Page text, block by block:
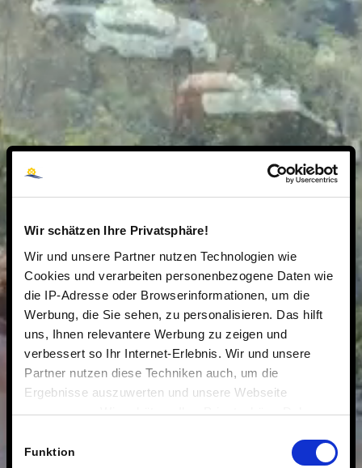
Wir schätzen Ihre Privatsphäre!
Wir und unsere Partner nutzen Technologien wie
Cookies und verarbeiten personenbezogene Daten wie
die IP-Adresse oder Browserinformationen, um die
Werbung, die Sie sehen, zu personalisieren. Das hilft
uns, Ihnen relevantere Werbung zu zeigen und
verbessert so Ihr Internet-Erlebnis. Wir und unsere
Partner nutzen diese Techniken auch, um die
Ergebnisse auszuwerten und unsere Webseite
anzupassen. Wir schätzen Ihre Privatsphäre. Daher
Technologien.
Funktion